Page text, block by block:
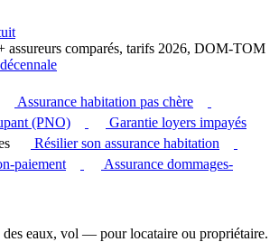
assureurs comparés, tarifs 2026, DOM-TOM
Assurance habitation pas chère
(PNO)
Garantie loyers impayés
Résilier son assurance habitation
paiement
Assurance dommages-
des eaux, vol — pour locataire ou propriétaire.